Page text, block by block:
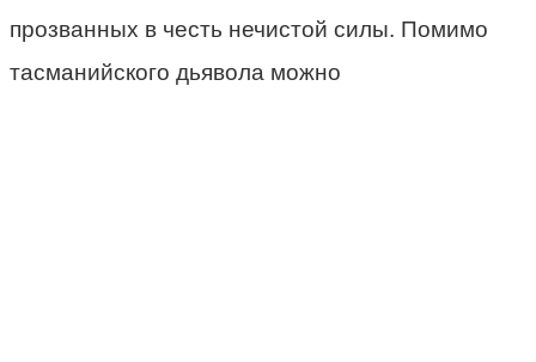
прозванных в честь нечистой силы. Помимо
тасманийского дьявола можно